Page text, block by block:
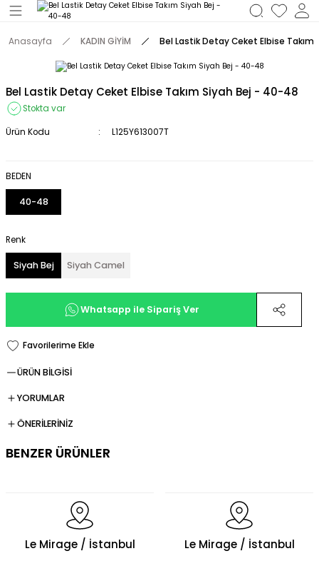
Anasayfa KADIN GİYİM Bel Lastik Detay Ceket Elbise
Bel Lastik Detay Ceket Elbise Takım Siyah Bej - 40-48
Stokta var
Ürün Kodu L125Y613007T
BEDEN
40-48
Renk
Siyah Bej Siyah Camel
Whatsapp ile Sipariş Ver
ÜRÜN BİLGİSİ
YORUMLAR
ÖNERİLERİNİZ
BENZER ÜRÜNLER
Le Mirage / İstanbul Le Mirage / İstanbul